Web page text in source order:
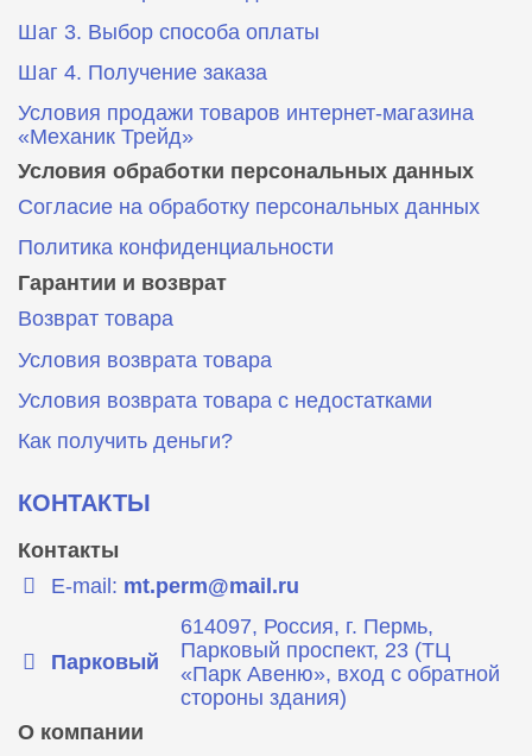
Шаг 3. Выбор способа оплаты
Шаг 4. Получение заказа
Условия продажи товаров интернет-магазина
«Механик Трейд»
Условия обработки персональных данных
Согласие на обработку персональных данных
Политика конфиденциальности
Гарантии и возврат
Возврат товара
Условия возврата товара
Условия возврата товара с недостатками
Как получить деньги?
КОНТАКТЫ
Контакты
E-mail: mt.perm@mail.ru
Парковый
614097, Россия, г. Пермь,
Парковый проспект, 23 (ТЦ
«Парк Авеню», вход с обратной
стороны здания)
О компании